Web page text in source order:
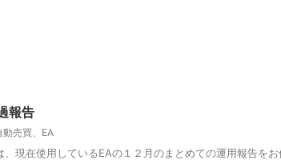
報告
売買、EA
現在使用しているEAの１２月のまとめての運用報告をお